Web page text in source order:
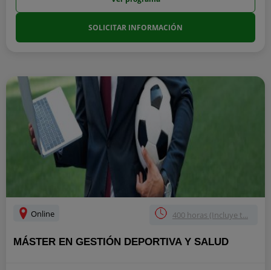
SOLICITAR INFORMACIÓN
Online 400 horas (Incluye t...
MÁSTER EN GESTIÓN DEPORTIVA Y SALUD